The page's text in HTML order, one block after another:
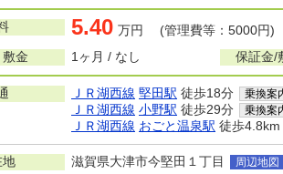
5.40 万円 (管理費等：5000円)
金
1ヶ月 / なし 保証金/
ＪＲ湖西線 堅田駅 徒歩18分 乗換案
ＪＲ湖西線 小野駅 徒歩29分 乗換案
ＪＲ湖西線 おごと温泉駅 徒歩4.8km
地 滋賀県大津市今堅田１丁目
周辺地図